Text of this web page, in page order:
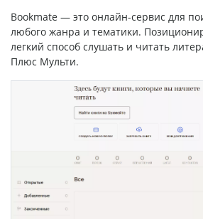
Bookmate — это онлайн-сервис для
любого жанра и тематики.
легкий способ слушать и читать
Плюс Мульти.